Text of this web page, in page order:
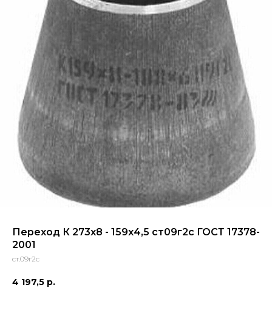
Переход К 273х8 - 159х4,5 ст09г2с ГОСТ 17378-
2001
ст.09г2с
4 197,5 р.